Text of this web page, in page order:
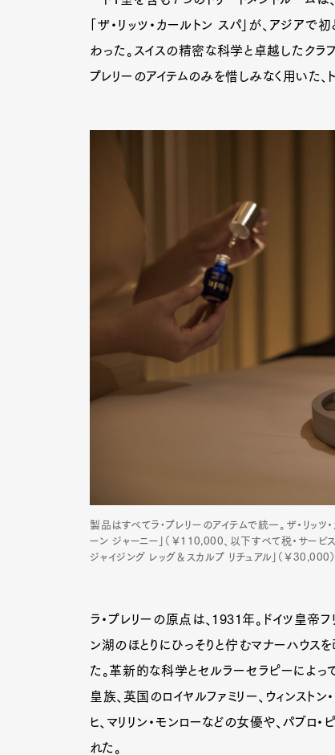
「ザ・リッツ・カールトン スパ」が、アジア
わった。スイスの精密な科学と卓越したクラ
プレリーのアイテムのみを惜しみなく用いた、
製品はすべてラ•プレリーのアイテムで統一。ザ・リッツ
ーン ジャーニー」（￥110,000、以下すべて税・サービス
ジャイジング レッグ＆スカルプ リチュアル」（￥30,000
ラ・プレリーの原点は、1931年。ドイツ皇帝
ン湖のほとりにひっそりと佇むマナーハウスを
た。革新的な科学とセルラーセラピーによっ
皇族、英国のロイヤルファミリー、ウィンスト
ヒ、マリリン・モンローなどの女優や、パブロ
れた。